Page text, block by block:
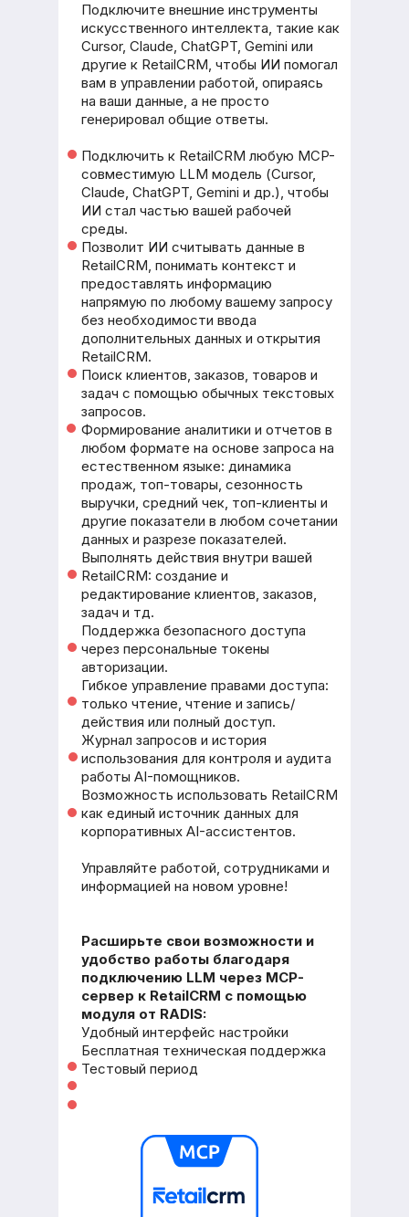
Подключите внешние инструменты
искусственного интеллекта, такие как
Cursor, Claude, ChatGPT, Gemini или
другие к RetailCRM, чтобы ИИ помогал
вам в управлении работой, опираясь
на ваши данные, а не просто
генерировал общие ответы.
Подключить к RetailCRM любую MCP-
совместимую LLM модель (Cursor,
Claude, ChatGPT, Gemini и др.), чтобы
ИИ стал частью вашей рабочей
среды.
Позволит ИИ считывать данные в
RetailCRM, понимать контекст и
предоставлять информацию
напрямую по любому вашему запросу
без необходимости ввода
дополнительных данных и открытия
RetailCRM.
Поиск клиентов, заказов, товаров и
задач с помощью обычных текстовых
запросов.
Формирование аналитики и отчетов в
любом формате на основе запроса на
естественном языке: динамика
продаж, топ-товары, сезонность
выручки, средний чек, топ-клиенты и
другие показатели в любом сочетании
данных и разрезе показателей.
Выполнять действия внутри вашей
RetailCRM: создание и
редактирование клиентов, заказов,
задач и тд.
Поддержка безопасного доступа
через персональные токены
авторизации.
Гибкое управление правами доступа:
только чтение, чтение и запись/
действия или полный доступ.
Журнал запросов и история
использования для контроля и аудита
работы AI-помощников.
Возможность использовать RetailCRM
как единый источник данных для
корпоративных AI-ассистентов.
Управляйте работой, сотрудниками и
информацией на новом уровне!
Расширьте свои возможности и
удобство работы благодаря
подключению LLM через MCP-
сервер к RetailCRM с помощью
модуля от RADIS:
Удобный интерфейс настройки
Бесплатная техническая поддержка
Тестовый период